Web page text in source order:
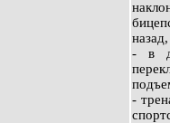
- в
-